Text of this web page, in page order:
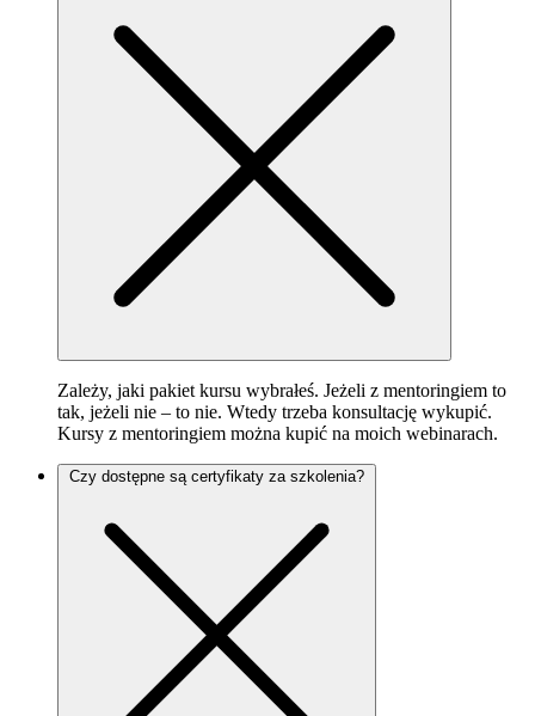
Zależy, jaki pakiet kursu wybrałeś. Jeżeli z mentoringiem to
tak, jeżeli nie – to nie. Wtedy trzeba konsultację wykupić.
Kursy z mentoringiem można kupić na moich webinarach.
Czy dostępne są certyfikaty za szkolenia?